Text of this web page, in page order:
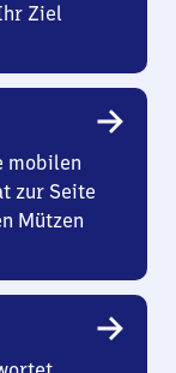
Ziel
mobilen
zur Seite
Mützen